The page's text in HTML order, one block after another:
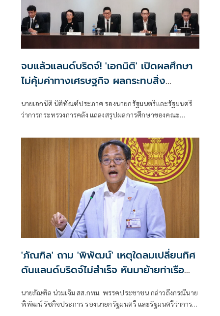
จบแล้วแลนด์บริดจ์! 'เอกนิติ' เปิดผลศึกษา
ไม่คุ้มค่าทางเศรษฐกิจ ผลกระทบสิ่ง
นายเอกนิติ นิติทัณฑ์ประภาศ รองนายกรัฐมนตรีและรัฐมนตรี
ว่าการกระทรวงการคลัง แถลงสรุปผลการศึกษาของคณะ
ฐานด้านการคมนาคมขนส่งเพื่อเชื่อมโยงการขนส่งระหว่างอ่าว
'ภัณฑิล' ถาม 'พิพัฒน์' เหตุใดลมเปลี่ยนทิศ
ดันแลนด์บริดจ์ไม่สำเร็จ หันมาย้ายท่าเรือ
นายภัณฑิล น่วมเจิม สส.กทม. พรรคประชาชน กล่าวถึงกรณีนาย
พิพัฒน์ รัชกิจประการ รองนายกรัฐมนตรี และรัฐมนตรีว่าการ